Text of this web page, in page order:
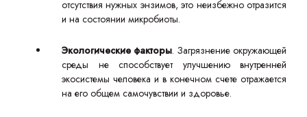
отсутствия нужных энзимов, это неизбежно отразится
и на состоянии микробиоты.
Экологические факторы. Загрязнение окружающей
среды не способствует улучшению внутренней
экосистемы человека и в конечном счете отражается
на его общем самочувствии и здоровье.